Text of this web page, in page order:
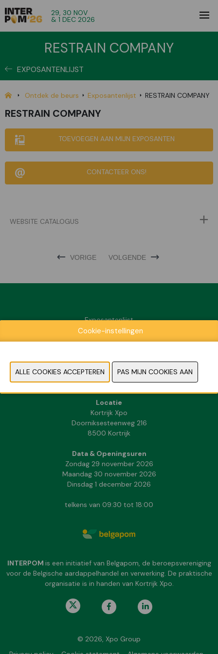
29, 30 NOV
& 1 DEC 2026
RESTRAIN COMPANY
EXPOSANTENLIJST
Ontdek de beurs Exposantenlijst RESTRAIN COMPANY
RESTRAIN COMPANY
TOEVOEGEN AAN MIJN EXPOSANTEN
CONTACTEER ONS!
WEBSITE CATALOGUS
VORIGE VOLGENDE
Exposantenlijst
Praktische informatie
Pers- en beeldmateriaal
FAQ
Locatie
Kortrijk Xpo
Doorniksesteenweg 216
8500 Kortrijk
Data & Openingsuren
Zondag 29 november 2026
Maandag 30 november 2026
Dinsdag 1 december 2026
telkens van 09:30 tot 18:00
INTERPOM is een initiatief van Belgapom, de beroepsvereniging
voor de Belgische aardappelhandel en verwerking. De praktische
organisatie is in handen van Kortrijk Xpo.
© 2026, Xpo Group
Cookie-instellingen